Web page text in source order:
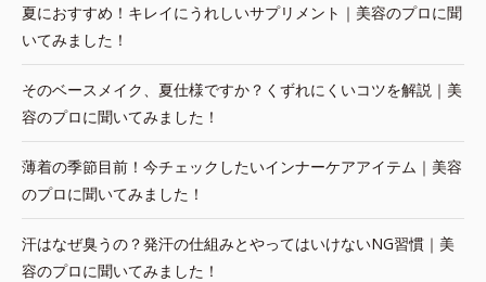
夏におすすめ！キレイにうれしいサプリメント｜美容のプロに聞
いてみました！
そのベースメイク、夏仕様ですか？くずれにくいコツを解説｜美
容のプロに聞いてみました！
薄着の季節目前！今チェックしたいインナーケアアイテム｜美容
のプロに聞いてみました！
汗はなぜ臭うの？発汗の仕組みとやってはいけないNG習慣｜美
容のプロに聞いてみました！